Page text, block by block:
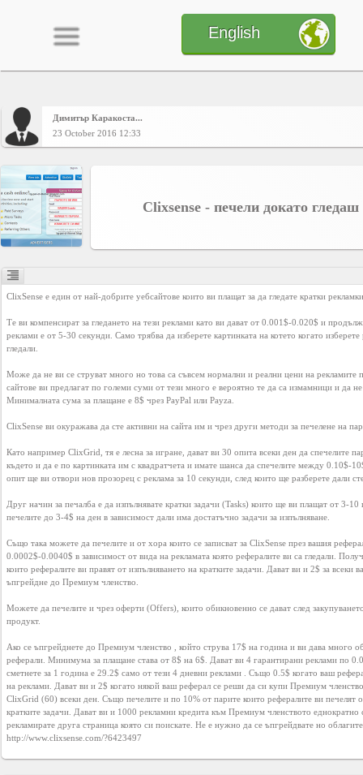
Home
CONTENT
Charts
Members
Business
interest
Social
interest
PERSONAL
Login
FB
Registration
YEPSE.COM
English
Димитър Каракоста...
23 October 2016 12:33
Clixsense - печели докато
ClixSense е един от най-добрите уебсайтове които ви плащат за да гледате кратки
Те ви компенсират за гледането на тези реклами като ви дават от 0.001$-0.020$ и
реклами е от 5-30 секунди. Само трябва да изберете картинката на котето когато изберете
гледали.
Може да не ви се струват много но това са съвсем нормални и реални цени на рекламите
сайтове ви предлагат по големи суми от тези много е вероятно те да са измамници и да
Минималната сума за плащане е 8$ чрез PayPal или Payza.
ClixSense ви окуражава да сте активни на сайта им и чрез други методи за печелене на
Като например ClixGrid, тя е лесна за игране, дават ви 30 опита всеки ден да спечелите
където и да е по картинката им с квадратчета и имате шанса да спечелите между 0.10$-
опит ще ви отвори нов прозорец с реклама за 10 секунди, след които ще разберете дали
Друг начин за печалба е да изпълнявате кратки задачи (Tasks) които ще ви плащат от 3-
печелите до 3-4$ на ден в зависимост дали има достатъчно задачи за изпълняване.
Също така можете да печелите и от хора които се записват за ClixSense през вашия
0.0002$-0.0040$ в зависимост от вида на рекламата която рефералите ви са гледали.
които рефералите ви правят от изпълняването на кратките задачи. Дават ви и 2$ за всеки
ъпгрейдне до Премиум членство.
Можете да печелите и чрез оферти (Offers), които обикновенно се дават след
продукт.
Ако се ъпгрейднете до Премиум членство , който струва 17$ на година и ви дава много
реферали. Минимума за плащане става от 8$ на 6$. Дават ви 4 гарантирани реклами по
сметнете за 1 година е 29.2$ само от тези 4 дневни реклами . Също 0.5$ когато ваш
на реклами. Дават ви и 2$ когато някой ваш реферал се реши да си купи Премиум
ClixGrid (60) всеки ден. Също печелите и по 10% от парите които рефералите ви печелят
кратките задачи. Дават ви и 1000 рекламни кредита към Премиум членството еднократно
http://www.clixsense.com/?6423497